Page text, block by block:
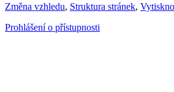
Změna vzhledu, Struktura stránek,
Prohlášení o přístupnosti